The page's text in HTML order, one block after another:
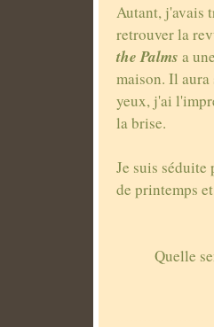
Autant, j'avais
retrouver la
the Palms a
maison. Il aura
yeux, j'ai
la brise.
Je suis
de printemps
Quelle